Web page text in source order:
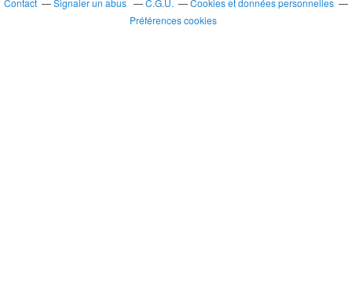
Contact Signaler un abus C.G.U.
Cookies et données personnelles
Préférences cookies